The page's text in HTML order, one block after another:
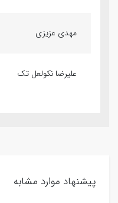
مهدی عزیزی
علیرضا نکولعل تک
پیشنهاد موارد مشابه